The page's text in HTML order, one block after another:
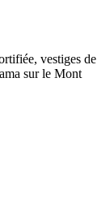
vestiges de
sur le Mont